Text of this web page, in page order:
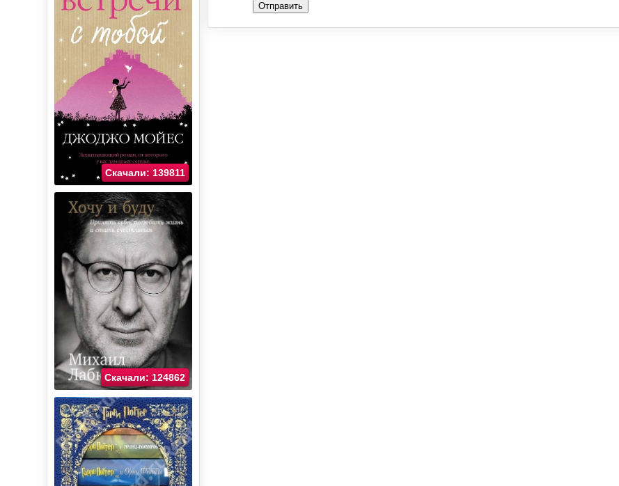
Отправить
Скачали: 139811
Скачали: 124862